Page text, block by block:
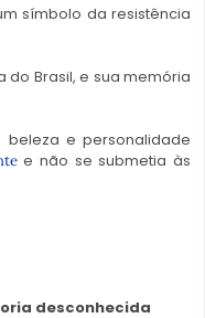
símbolo da resistência
do Brasil, e sua memória
beleza e personalidade
e não se submetia às
desconhecida